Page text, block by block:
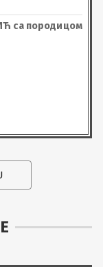
са породицом